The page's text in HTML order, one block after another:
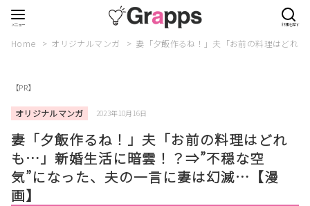
Home オリジナルマンガ 妻「夕飯作るね！」夫「お前の料理はどれ
【PR】
オリジナルマンガ 2023年10月16日
妻「夕飯作るね！」夫「お前の料理はどれ
も…」新婚生活に暗雲！？⇒”不穏な空
気”になった、夫の一言に妻は幻滅…【漫
画】